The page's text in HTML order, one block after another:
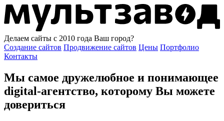
Делаем сайты с 2010 года Ваш город?
Создание сайтов Продвижение сайтов Цены Портфолио
Контакты
Мы самое дружелюбное и понимающее
digital-агентство, которому Вы можете
довериться